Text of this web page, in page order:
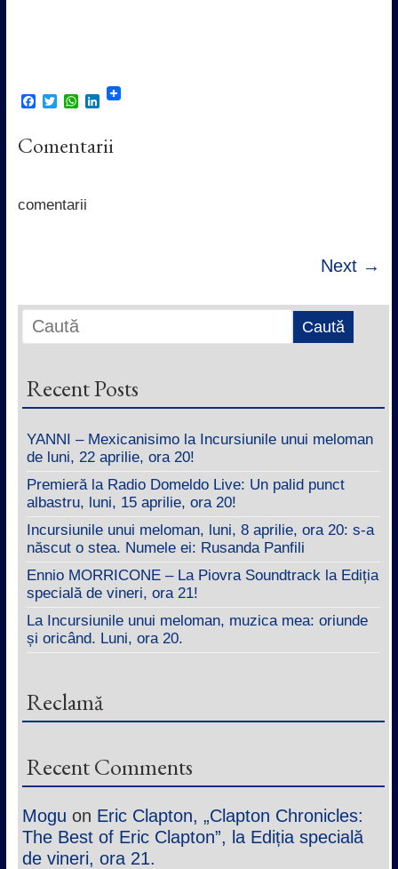
F
e
b
k
T
t
t
W
t
s
p
L
k
e
Comentarii
comentarii
Next →
Recent Posts
YANNI – Mexicanisimo la Incursiunile unui meloman
de luni, 22 aprilie, ora 20!
Premieră la Radio Domeldo Live: Un palid punct
albastru, luni, 15 aprilie, ora 20!
Incursiunile unui meloman, luni, 8 aprilie, ora 20: s-a
născut o stea. Numele ei: Rusanda Panfili
Ennio MORRICONE – La Piovra Soundtrack la Ediția
specială de vineri, ora 21!
La Incursiunile unui meloman, muzica mea: oriunde
și oricând. Luni, ora 20.
Reclamă
Recent Comments
Mogu on Eric Clapton, „Clapton Chronicles:
The Best of Eric Clapton”, la Ediția specială
de vineri, ora 21.